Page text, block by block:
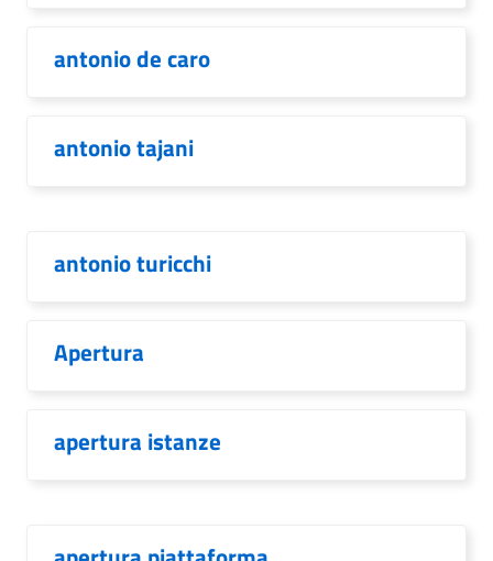
antonio de caro
antonio tajani
antonio turicchi
Apertura
apertura istanze